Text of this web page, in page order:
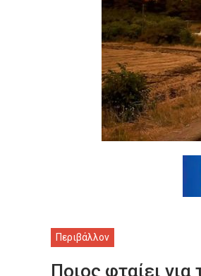
Περιβάλλον
Ποιος φταίει για